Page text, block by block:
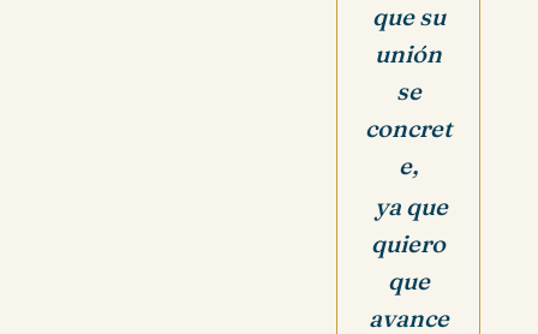
que su
unión
se
concret
e,
ya que
quiero
que
avance